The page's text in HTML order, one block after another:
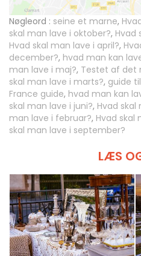
Nøgleord : seine et marne,
skal man lave i oktober?, Hvad
Hvad skal man lave i april?,
december?, hvad man kan
man lave i maj?, Testet af det
skal man lave i marts?, guide
France guide, hvad man kan
skal man lave i juni?, Hvad skal
man lave i februar?, Hvad skal
skal man lave i september?
LÆS